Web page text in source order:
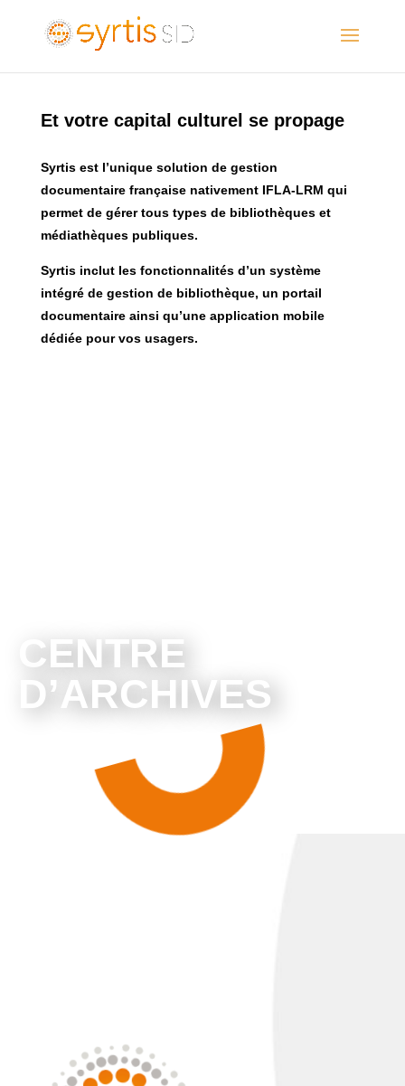
Et votre capital culturel se propage
Syrtis est l’unique solution de gestion
documentaire française nativement IFLA-LRM qui
permet de gérer tous types de bibliothèques et
médiathèques publiques.
Syrtis inclut les fonctionnalités d’un système
intégré de gestion de bibliothèque, un portail
documentaire ainsi qu’une application mobile
dédiée pour vos usagers.
CENTRE
D’ARCHIVES